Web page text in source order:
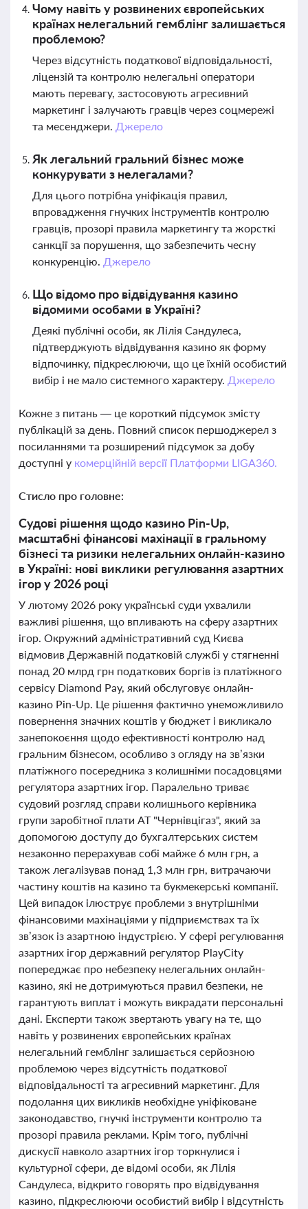
Чому навіть у розвинених європейських
країнах нелегальний гемблінг залишається
проблемою?
Через відсутність податкової відповідальності,
ліцензій та контролю нелегальні оператори
мають перевагу, застосовують агресивний
маркетинг і залучають гравців через соцмережі
та месенджери. Джерело
Як легальний гральний бізнес може
конкурувати з нелегалами?
Для цього потрібна уніфікація правил,
впровадження гнучких інструментів контролю
гравців, прозорі правила маркетингу та жорсткі
санкції за порушення, що забезпечить чесну
конкуренцію. Джерело
Що відомо про відвідування казино
відомими особами в Україні?
Деякі публічні особи, як Лілія Сандулеса,
підтверджують відвідування казино як форму
відпочинку, підкреслюючи, що це їхній особистий
вибір і не мало системного характеру. Джерело
Кожне з питань — це короткий підсумок змісту
публікацій за день. Повний список першоджерел з
посиланнями та розширений підсумок за добу
доступні у комерційній версії Платформи LIGA360.
Стисло про головне:
Судові рішення щодо казино Pin-Up,
масштабні фінансові махінації в гральному
бізнесі та ризики нелегальних онлайн-казино
в Україні: нові виклики регулювання азартних
ігор у 2026 році
У лютому 2026 року українські суди ухвалили
важливі рішення, що впливають на сферу азартних
ігор. Окружний адміністративний суд Києва
відмовив Державній податковій службі у стягненні
понад 20 млрд грн податкових боргів із платіжного
сервісу Diamond Pay, який обслуговує онлайн-
казино Pin-Up. Це рішення фактично унеможливило
повернення значних коштів у бюджет і викликало
занепокоєння щодо ефективності контролю над
гральним бізнесом, особливо з огляду на зв’язки
платіжного посередника з колишніми посадовцями
регулятора азартних ігор. Паралельно триває
судовий розгляд справи колишнього керівника
групи заробітної плати АТ "Чернівцігаз", який за
допомогою доступу до бухгалтерських систем
незаконно перерахував собі майже 6 млн грн, а
також легалізував понад 1,3 млн грн, витрачаючи
частину коштів на казино та букмекерські компанії.
Цей випадок ілюструє проблеми з внутрішніми
фінансовими махінаціями у підприємствах та їх
зв’язок із азартною індустрією. У сфері регулювання
азартних ігор державний регулятор PlayCity
попереджає про небезпеку нелегальних онлайн-
казино, які не дотримуються правил безпеки, не
гарантують виплат і можуть викрадати персональні
дані. Експерти також звертають увагу на те, що
навіть у розвинених європейських країнах
нелегальний гемблінг залишається серйозною
проблемою через відсутність податкової
відповідальності та агресивний маркетинг. Для
подолання цих викликів необхідне уніфіковане
законодавство, гнучкі інструменти контролю та
прозорі правила реклами. Крім того, публічні
дискусії навколо азартних ігор торкнулися і
культурної сфери, де відомі особи, як Лілія
Сандулеса, відкрито говорять про відвідування
казино, підкреслюючи особистий вибір і відсутність